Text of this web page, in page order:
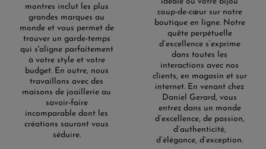
montres inclut les plus
grandes marques au
monde et vous permet de
trouver un garde-temps
qui s'aligne parfaitement
à votre style et votre
budget. En outre, nous
travaillons avec des
maisons de joaillerie au
savoir-faire
incomparable dont les
créations sauront vous
séduire.
coup-de-cœur sur notre
boutique en ligne. Notre
quête perpétuelle
d’excellence s’exprime
dans toutes les
interactions avec nos
clients, en magasin et sur
internet. En venant chez
Daniel Gerard, vous
entrez dans un monde
d’excellence, de passion,
d’authenticité,
d’élégance, d’exception.